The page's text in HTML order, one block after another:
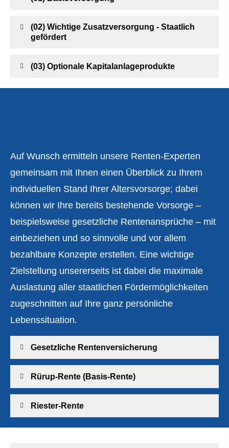
(02) Wichtige Zusatzversorgung - Staatlich
gefördert
(03) Optionale Kapitalanlageprodukte
Auf Wunsch ermitteln unsere Renten-Experten
gemeinsam mit Ihnen einen Überblick zu Ihrem
individuellen Stand Ihrer Alters­vorsorge; dabei
können wir Ihre bereits bestehende Vorsorge –
beispielsweise gesetzliche Rentenansprüche – mit
einbeziehen und so sinnvolle und vor allem
bezahlbare Konzepte erstellen. Eine wichtige
Zielstellung unsererseits ist dabei die maximale
Auslastung aller staatlichen Fördermöglichkeiten
zugeschnitten auf Ihre ganz persönliche
Lebenssituation.
Gesetzliche Rentenversicherung
Rürup-Rente (Basis-Rente)
Riester-Rente